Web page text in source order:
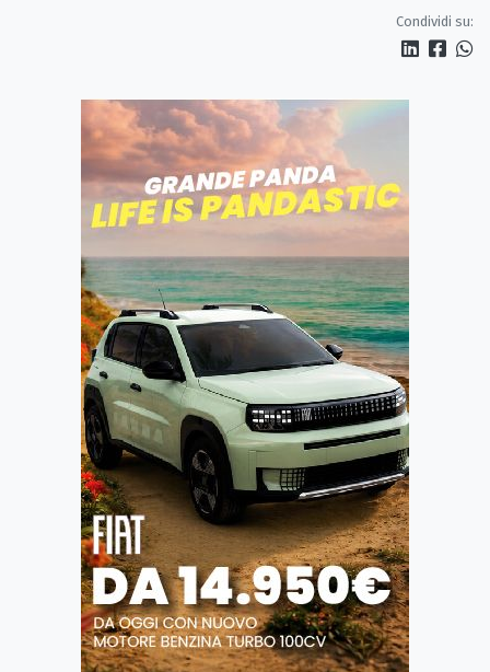
Condividi su: